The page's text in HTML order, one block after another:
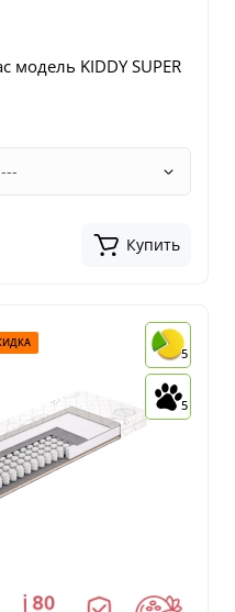
модель KIDDY SUPER
Купить
5
5